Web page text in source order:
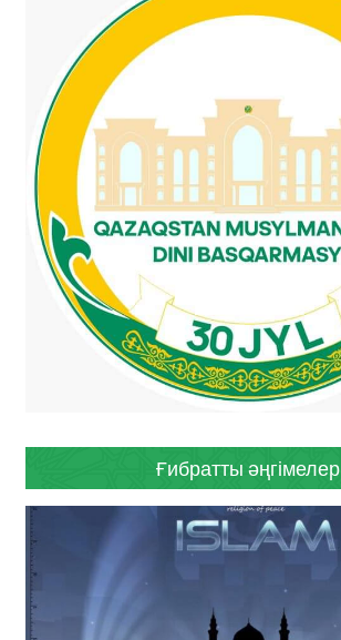
Ғибратты әңгімелер